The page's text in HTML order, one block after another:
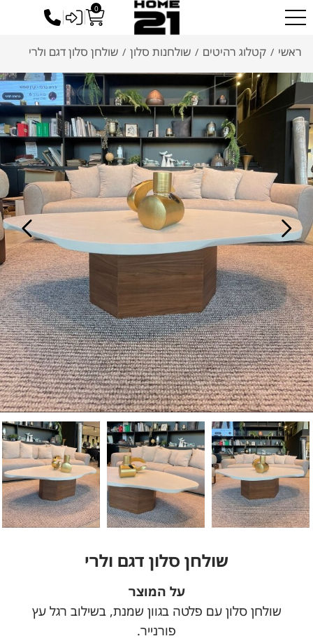
0
כניסה
ראשי / קטלוג רהיטים / שולחנות סלון / שולחן סלון דגם ולרי
שולחן סלון דגם ולרי
על המוצר
שולחן סלון עם פלטה בגוון שמנת, בשילוב רגל עץ
פורנייר.